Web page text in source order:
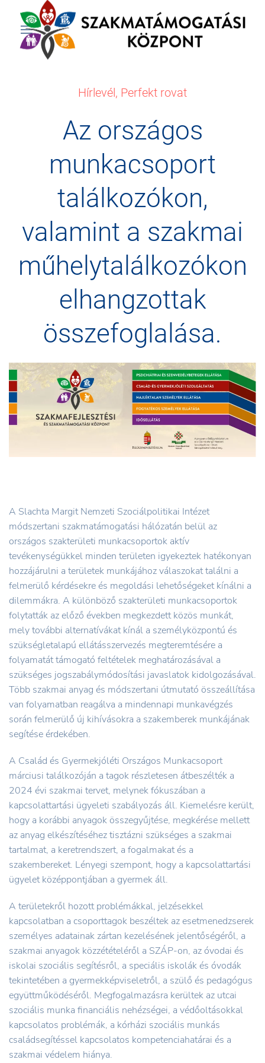
Hírlevél, Perfekt rovat
Az országos
munkacsoport
találkozókon,
valamint a szakmai
műhelytalálkozókon
elhangzottak
összefoglalása.
A Slachta Margit Nemzeti Szociálpolitikai Intézet
módszertani szakmatámogatási hálózatán belül az
országos szakterületi munkacsoportok aktív
tevékenységükkel minden területen igyekeztek hatékonyan
hozzájárulni a területek munkájához válaszokat találni a
felmerülő kérdésekre és megoldási lehetőségeket kínálni a
dilemmákra. A különböző szakterületi munkacsoportok
folytatták az előző években megkezdett közös munkát,
mely további alternatívákat kínál a személyközpontú és
szükségletalapú ellátásszervezés megteremtésére a
folyamatát támogató feltételek meghatározásával a
szükséges jogszabálymódosítási javaslatok kidolgozásával.
Több szakmai anyag és módszertani útmutató összeállítása
van folyamatban reagálva a mindennapi munkavégzés
során felmerülő új kihívásokra a szakemberek munkájának
segítése érdekében.
A Család és Gyermekjóléti Országos Munkacsoport
márciusi találkozóján a tagok részletesen átbeszélték a
2024 évi szakmai tervet, melynek fókuszában a
kapcsolattartási ügyeleti szabályozás áll. Kiemelésre került,
hogy a korábbi anyagok összegyűjtése, megkérése mellett
az anyag elkészítéséhez tisztázni szükséges a szakmai
tartalmat, a keretrendszert, a fogalmakat és a
szakembereket. Lényegi szempont, hogy a kapcsolattartási
ügyelet középpontjában a gyermek áll.
A területekről hozott problémákkal, jelzésekkel
kapcsolatban a csoporttagok beszéltek az esetmenedzserek
személyes adatainak zártan kezelésének jelentőségéről, a
szakmai anyagok közzétételéről a SZÁP-on, az óvodai és
iskolai szociális segítésről, a speciális iskolák és óvodák
tekintetében a gyermekképviseletről, a szülő és pedagógus
együttműködéséről. Megfogalmazásra kerültek az utcai
szociális munka financiális nehézségei, a védőoltásokkal
kapcsolatos problémák, a kórházi szociális munkás
családsegítéssel kapcsolatos kompetenciahatárai és a
szakmai védelem hiánya.